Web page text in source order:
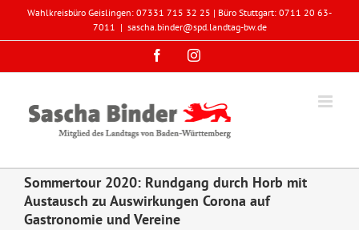
Wahlkreisbüro Geislingen: 07331 715 32 25 | Büro Stuttgart: 0711 20 63-
7011 | sascha.binder@spd.landtag-bw.de
FacebookInstagram
Sommertour 2020: Rundgang durch Horb mit
Austausch zu Auswirkungen Corona auf
Gastronomie und Vereine